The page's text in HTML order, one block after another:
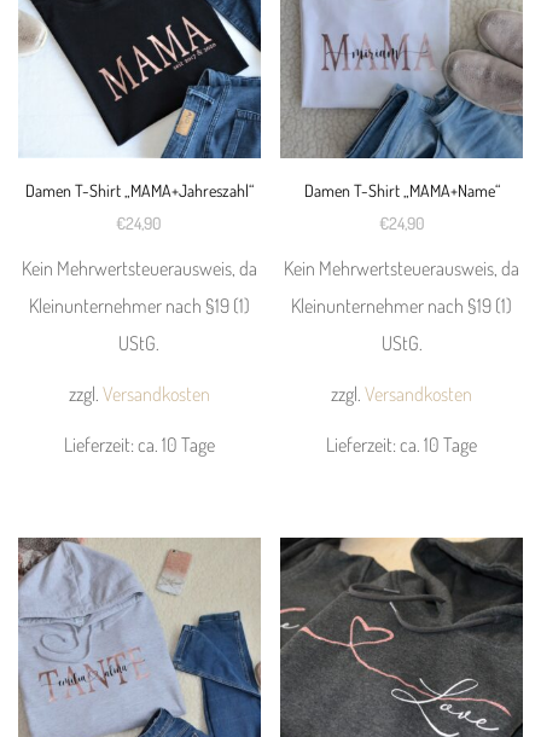
Varianten
auf.
Die
Optionen
können
auf
Produktseite
gewählt
werden
Varianten
auf.
Die
Optionen
können
auf
Produktseite
gewählt
werden
Damen T-Shirt „MAMA+Jahreszahl“
€24,90
Kein Mehrwertsteuerausweis, da
Kleinunternehmer nach §19 (1)
UStG.
zzgl. Versandkosten
Lieferzeit:ca. 10 Tage
weist
mehrere
Varianten
auf.
Die
Damen T-Shirt „MAMA+Name“
€24,90
Kein Mehrwertsteuerausweis, da
Kleinunternehmer nach §19 (1)
UStG.
zzgl.Versandkosten
Lieferzeit:ca. 10 Tage
weist
mehrere
Varianten
auf.
Die